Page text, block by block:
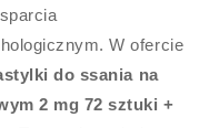
W ofercie
do ssania na
2 mg 72 sztuki +